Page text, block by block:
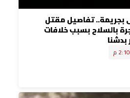
بجريمة.. تفاصيل مقتل
بالسلاح بسبب خلافات